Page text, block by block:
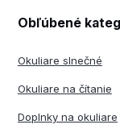
Obľúbené
Okuliare slnečné
Okuliare na čítanie
Doplnky na okuliare